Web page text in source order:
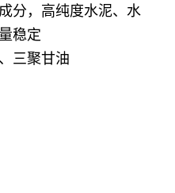
分，高纯度水泥、水
稳定
三聚甘油